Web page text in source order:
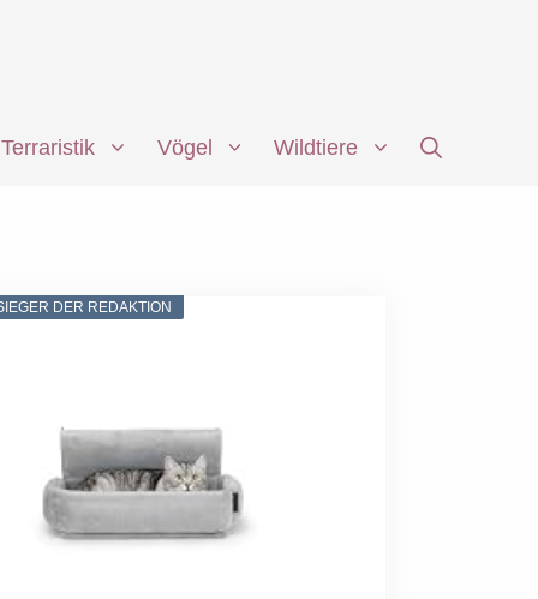
Terraristik Vögel Wildtiere
DER REDAKTION